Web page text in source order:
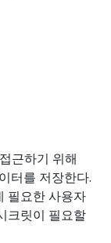
근하기 위해
터를 저장한다.
필요한 사용자
크릿이 필요할